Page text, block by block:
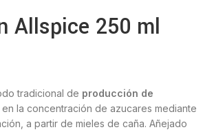
Allspice 250 ml
tradicional de producción de
en la concentración de azucares mediante
a partir de mieles de caña. Añejado